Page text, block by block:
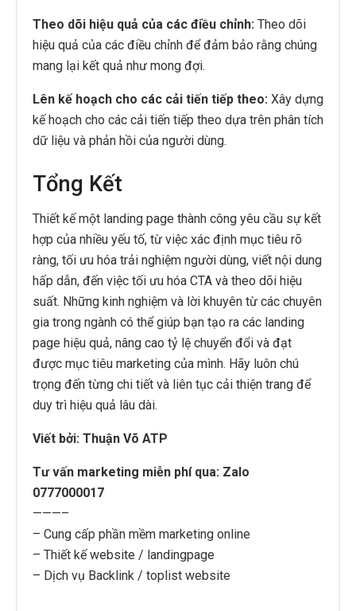
Theo dõi hiệu quả của các điều chỉnh: Theo dõi
hiệu quả của các điều chỉnh để đảm bảo rằng chúng
mang lại kết quả như mong đợi.
Lên kế hoạch cho các cải tiến tiếp theo: Xây dựng
kế hoạch cho các cải tiến tiếp theo dựa trên phân tích
dữ liệu và phản hồi của người dùng.
Tổng Kết
Thiết kế một landing page thành công yêu cầu sự kết
hợp của nhiều yếu tố, từ việc xác định mục tiêu rõ
ràng, tối ưu hóa trải nghiệm người dùng, viết nội dung
hấp dẫn, đến việc tối ưu hóa CTA và theo dõi hiệu
suất. Những kinh nghiệm và lời khuyên từ các chuyên
gia trong ngành có thể giúp bạn tạo ra các landing
page hiệu quả, nâng cao tỷ lệ chuyển đổi và đạt
được mục tiêu marketing của mình. Hãy luôn chú
trọng đến từng chi tiết và liên tục cải thiện trang để
duy trì hiệu quả lâu dài.
Viết bởi: Thuận Võ ATP
Tư vấn marketing miễn phí qua: Zalo
0777000017
———–
– Cung cấp phần mềm marketing online
– Thiết kế website / landingpage
– Dịch vụ Backlink / toplist website